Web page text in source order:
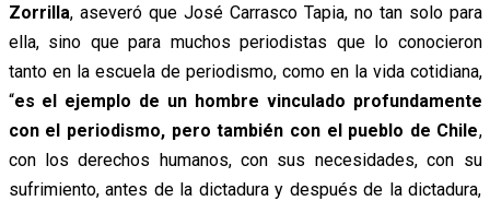
Zorrilla, aseveró que José Carrasco Tapia, no tan solo para
ella, sino que para muchos periodistas que lo conocieron
tanto en la escuela de periodismo, como en la vida cotidiana,
“es el ejemplo de un hombre vinculado profundamente
con el periodismo, pero también con el pueblo de Chile,
con los derechos humanos, con sus necesidades, con su
sufrimiento, antes de la dictadura y después de la dictadura,